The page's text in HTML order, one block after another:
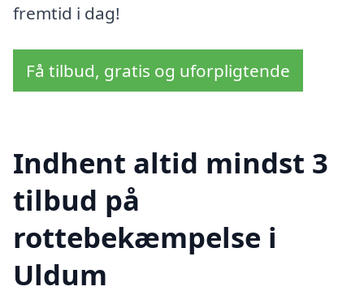
fremtid i dag!
Få tilbud, gratis og uforpligtende
Indhent altid mindst 3
tilbud på
rottebekæmpelse i
Uldum